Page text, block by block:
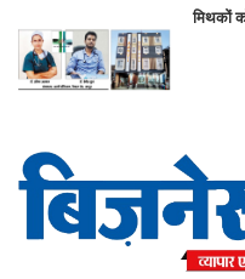
मिथकों